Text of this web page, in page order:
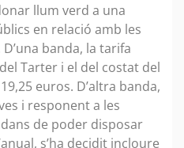
llum verd a una
en relació amb les
banda, la tarifa
Tarter i el del costat del
euros. D’altra banda,
i responent a les
de poder disposar
s’ha decidit incloure